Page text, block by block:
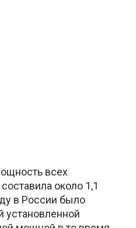
всех
около 1,1
в России было
установленной